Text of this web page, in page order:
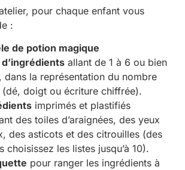
pour chaque enfant vous
:
de potion magique
allant de 1 à 6 ou bien
dans la représentation du nombre
(dé, doigt ou écriture chiffrée).
imprimés et plastifiés
des toiles d’araignées, des yeux
des asticots et des citrouilles (des
choisissez les listes jusqu’à 10).
pour ranger les ingrédients à